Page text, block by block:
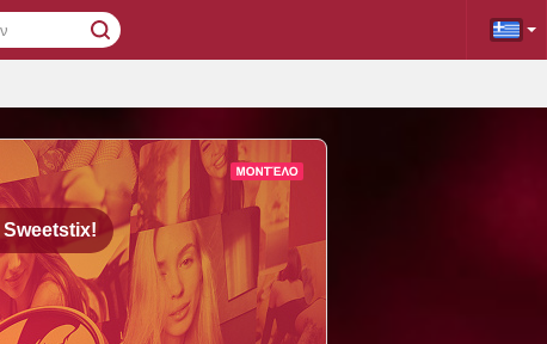
Sweetstix!